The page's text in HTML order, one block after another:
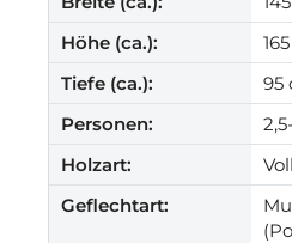
Höhe (ca.):
Tiefe (ca.):
95
Personen:
Holzart:
Geflechtart: